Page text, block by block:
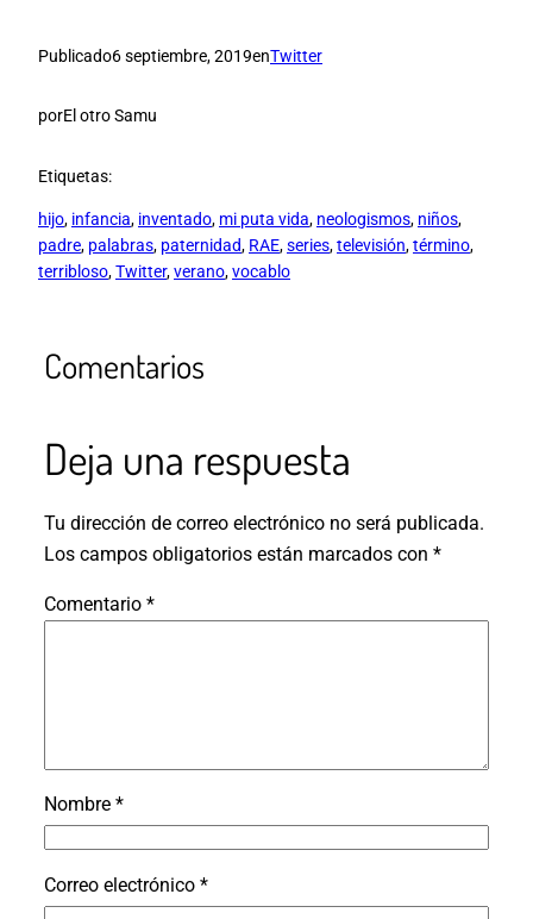
Publicado6 septiembre, 2019enTwitter
porEl otro Samu
Etiquetas:
hijo, infancia, inventado, mi puta vida, neologismos, niños
padre, palabras, paternidad, RAE, series, televisión, término
terribloso, Twitter, verano, vocablo
Comentarios
Deja una respuesta
Tu dirección de correo electrónico no será publicada.
Los campos obligatorios están marcados con *
Comentario *
Nombre *
Correo electrónico *